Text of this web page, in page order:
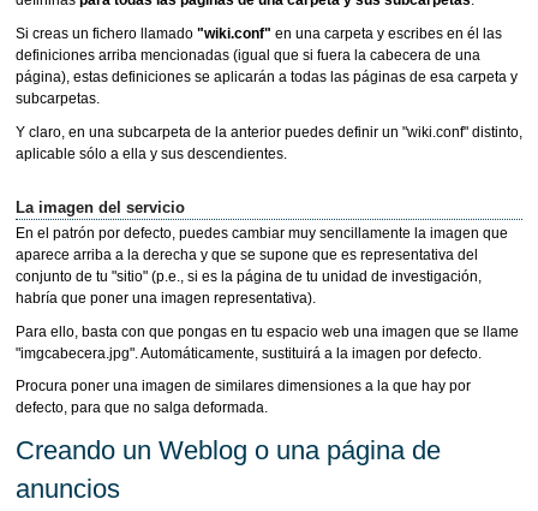
Si creas un fichero llamado "wiki.conf" en una carpeta y escribes en él las
definiciones arriba mencionadas (igual que si fuera la cabecera de una
página), estas definiciones se aplicarán a todas las páginas de esa carpeta y
subcarpetas.
Y claro, en una subcarpeta de la anterior puedes definir un "wiki.conf" distinto,
aplicable sólo a ella y sus descendientes.
La imagen del servicio
En el patrón por defecto, puedes cambiar muy sencillamente la imagen que
aparece arriba a la derecha y que se supone que es representativa del
conjunto de tu "sitio" (p.e., si es la página de tu unidad de investigación,
habría que poner una imagen representativa).
Para ello, basta con que pongas en tu espacio web una imagen que se llame
"imgcabecera.jpg". Automáticamente, sustituirá a la imagen por defecto.
Procura poner una imagen de similares dimensiones a la que hay por
defecto, para que no salga deformada.
Creando un Weblog o una página de
anuncios